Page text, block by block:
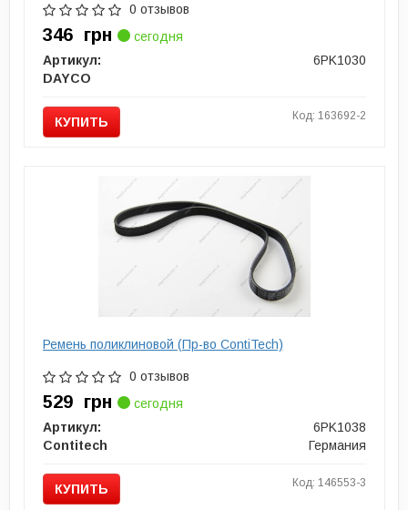
0 отзывов
346 грн
сегодня
Артикул:
6PK1030
DAYCO
КУПИТЬ Код: 163692-2
Ремень поликлиновой (Пр-во ContiTech)
0 отзывов
529 грн
сегодня
Артикул:
6PK1038
Contitech
Германия
КУПИТЬ Код: 146553-3